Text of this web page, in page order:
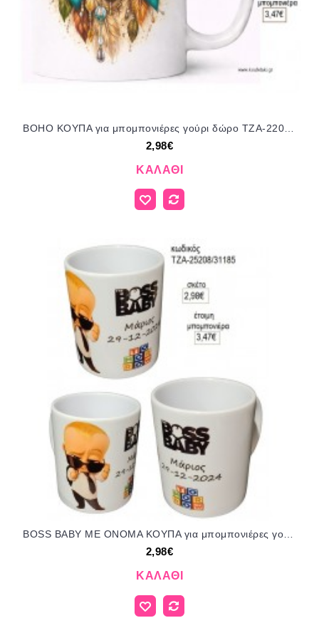
BOHO ΚΟΥΠΑ για μπομπονιέρες γούρι δώρο ΤΖΑ-220389 2.98€!!!
2,98€
ΚΑΛΆΘΙ
BOSS BABY ΜΕ ΟΝΟΜΑ ΚΟΥΠΑ για μπομπονιέρες γούρι δώρο ΤΖΑ-25208/31185 2.98€!!!
2,98€
ΚΑΛΆΘΙ